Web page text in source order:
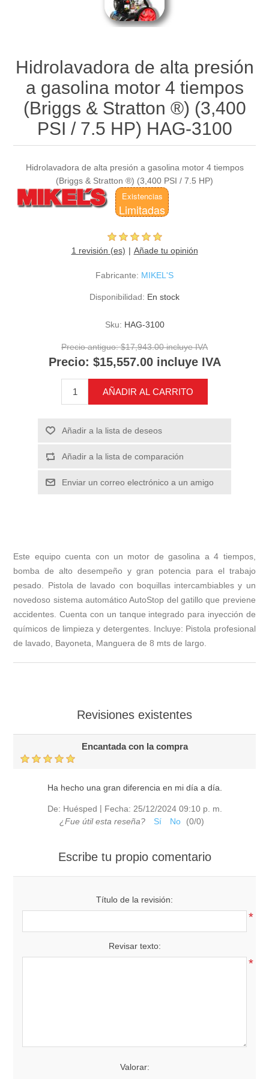
Hidrolavadora de alta presión
a gasolina motor 4 tiempos
(Briggs & Stratton ®) (3,400
PSI / 7.5 HP) HAG-3100
Hidrolavadora de alta presión a gasolina motor 4 tiempos
(Briggs & Stratton ®) (3,400 PSI / 7.5 HP)
Existencias
Limitadas
1 revisión (es) Añade tu opinión
Fabricante: MIKEL'S
Disponibilidad: En stock
Sku: HAG-3100
Precio antiguo: $17,943.00 incluye IVA
Precio: $15,557.00 incluye IVA
AÑADIR AL CARRITO
Añadir a la lista de deseos
Añadir a la lista de comparación
Enviar un correo electrónico a un amigo
Este equipo cuenta con un motor de gasolina a 4 tiempos,
bomba de alto desempeño y gran potencia para el trabajo
pesado. Pistola de lavado con boquillas intercambiables y un
novedoso sistema automático AutoStop del gatillo que previene
accidentes. Cuenta con un tanque integrado para inyección de
químicos de limpieza y detergentes. Incluye: Pistola profesional
de lavado, Bayoneta, Manguera de 8 mts de largo.
Revisiones existentes
Encantada con la compra
Ha hecho una gran diferencia en mi día a día.
De: Huésped | Fecha: 25/12/2024 09:10 p. m.
¿Fue útil esta reseña?
Sí No (0/0)
Escribe tu propio comentario
Título de la revisión:
*
Revisar texto:
*
Valorar: